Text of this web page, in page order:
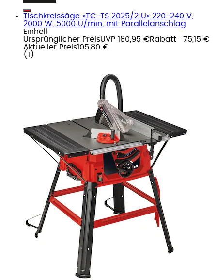
Tischkreissäge »TC-TS 2025/2 U« 220-240 V,
2000 W, 5000 U/min, mit Parallelanschlag
Einhell
Ursprünglicher PreisUVP 180,95 €Rabatt- 75,15 €
Aktueller Preis105,80 €
( 1 )